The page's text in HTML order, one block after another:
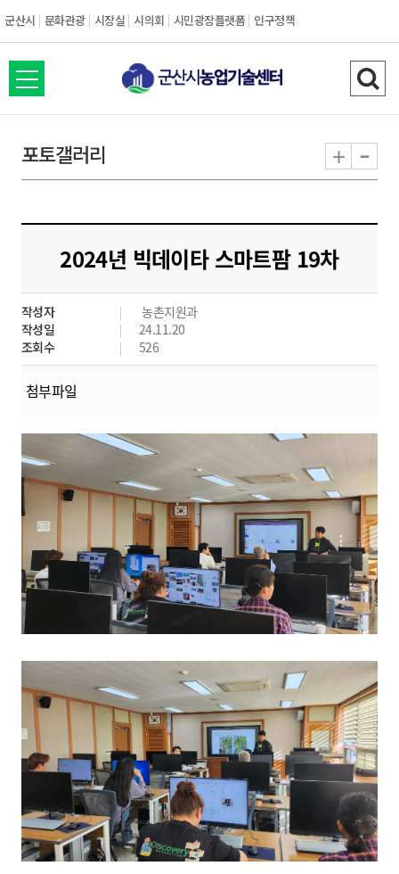
군산시 문화관광 시장실 시의회 시민광장플랫폼 인구정책
전
체
뉴
열
검
색
기
포토갤러리 + -
2024년 빅데이타 스마트팜 19차
작성자
농촌지원과
작성일
24.11.20
조회수
526
첨부파일